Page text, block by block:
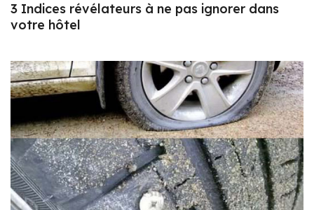
3 Indices révélateurs à ne pas ignorer dans
votre hôtel